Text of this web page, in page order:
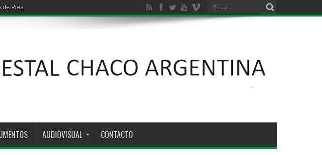
Presupuestos Mínimos de Protección Ambiental de los Bosques Nativos N° 26.331
AUDIOVISUAL CONTACTO